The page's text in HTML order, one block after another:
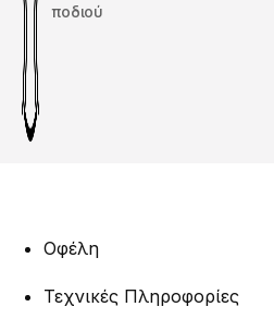
ποδιού
Οφέλη
Τεχνικές Πληροφορίες